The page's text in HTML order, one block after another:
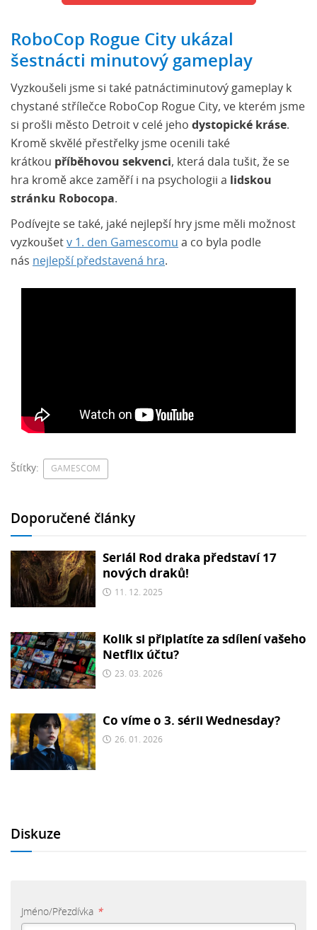
RoboCop Rogue City ukázal
šestnácti minutový gameplay
Vyzkoušeli jsme si také patnáctiminutový gameplay k
chystané střílečce RoboCop Rogue City, ve kterém jsme
si prošli město Detroit v celé jeho dystopické kráse.
Kromě skvělé přestřelky jsme ocenili také
krátkou příběhovou sekvenci, která dala tušit, že se
hra kromě akce zaměří i na psychologii a lidskou
stránku Robocopa.
Podívejte se také, jaké nejlepší hry jsme měli možnost
vyzkoušet v 1. den Gamescomu a co byla podle
nás nejlepší představená hra.
Štítky: GAMESCOM
Doporučené články
Seriál Rod draka představí 17
nových draků!
11. 12. 2025
Kolik si připlatíte za sdílení vašeho
Netflix účtu?
23. 03. 2026
Co víme o 3. sérii Wednesday?
26. 01. 2026
Diskuze
Jméno/Přezdívka *